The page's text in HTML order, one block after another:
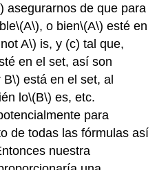
asegurarnos de que para
\(A\), o bien\(A\) esté en
A\) is, y (c) tal que,
en el set, así son
B\) está en el set, al
lo\(B\) es, etc.
para
de todas las fórmulas así
nuestra